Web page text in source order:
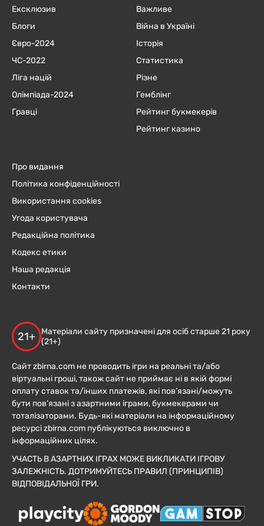
Ексклюзив
Блоги
Євро-2024
ЧC-2022
Ліга націй
Олімпіада-2024
Гравці
Важливе
Війна в Україні
Історія
Статистика
Різне
Гемблінг
Рейтинг букмекерів
Рейтинг казино
Про видання
Політика конфіденційності
Використання cookies
Угода користувача
Редакційна політика
Кодекс етики
Наша редакція
Контакти
21+
Матеріали сайту призначені для осіб старше 21 року
(21+)
Сайт zbirna.com не проводить ігри на реальні та/або
віртуальні гроші, також сайт не приймає ні в якій формі
оплату ставок та/інших платежів, які пов’язані/можуть
бути пов’язані з азартними іграми, букмекерами чи
тоталізаторами. Будь-які матеріали на інформаційному
ресурсі zbirna.com публікуються виключно в
інформаційних цілях.
УЧАСТЬ В АЗАРТНИХ ІГРАХ МОЖЕ ВИКЛИКАТИ ІГРОВУ
ЗАЛЕЖНІСТЬ. ДОТРИМУЙТЕСЬ ПРАВИЛ (ПРИНЦИПІВ)
ВІДПОВІДАЛЬНОЇ ГРИ.